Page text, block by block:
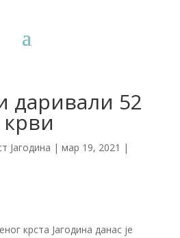
даривали 52
Јагодина | мар 19, 2021 |
крста Јагодина данас је